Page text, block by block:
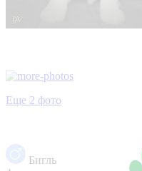
Еще 2 фото
Бигль